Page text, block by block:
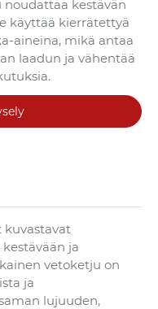
kestävän
käyttää kierrätettyä
aineina, mikä antaa
laadun ja vähentää
kuvastavat
ja
vetoketju on
ja
lujuuden,